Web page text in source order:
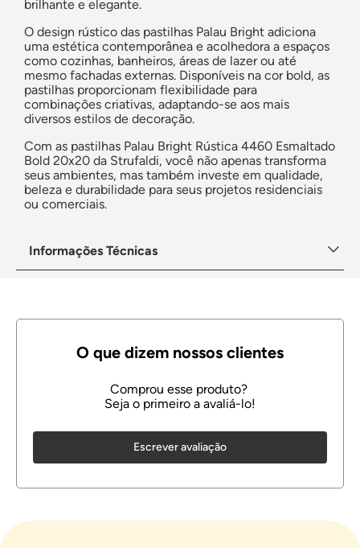
brilhante e elegante.
O design rústico das pastilhas Palau Bright adiciona
uma estética contemporânea e acolhedora a espaços
como cozinhas, banheiros, áreas de lazer ou até
mesmo fachadas externas. Disponíveis na cor bold, as
pastilhas proporcionam flexibilidade para
combinações criativas, adaptando-se aos mais
diversos estilos de decoração.
Com as pastilhas Palau Bright Rústica 4460 Esmaltado
Bold 20x20 da Strufaldi, você não apenas transforma
seus ambientes, mas também investe em qualidade,
beleza e durabilidade para seus projetos residenciais
ou comerciais.
Informações Técnicas
Escrever avaliação